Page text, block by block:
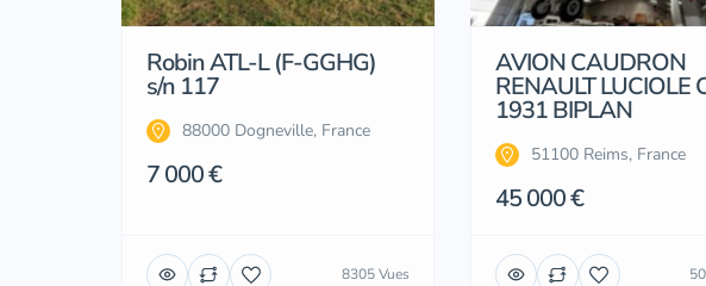
Robin ATL-L (F-GGHG)
s/n 117
88000 Dogneville, France
7 000 €
8305 Vues
AVION CAUDRON
RENAULT LUCIOLE
1931 BIPLAN
51100 Reims, France
45 000 €